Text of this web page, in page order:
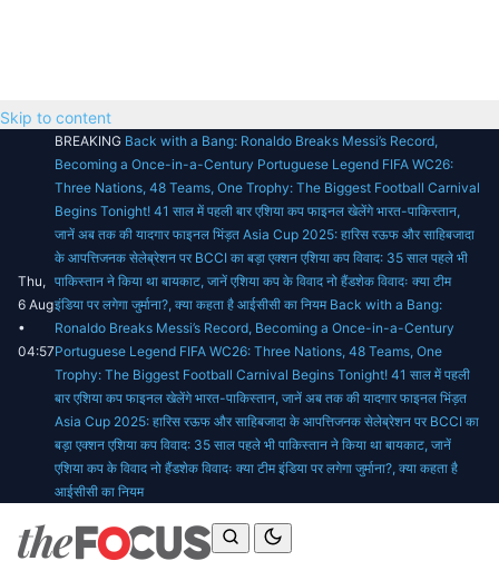
Skip to content
Thu,
6 Aug
•
04:57
BREAKING Back with a Bang: Ronaldo Breaks Messi’s Record,
Becoming a Once-in-a-Century Portuguese Legend FIFA WC26:
Three Nations, 48 Teams, One Trophy: The Biggest Football Carnival
Begins Tonight! 41 साल में पहली बार एशिया कप फाइनल खेलेंगे भारत-पाकिस्तान,
जानें अब तक की यादगार फाइनल भिंड़त Asia Cup 2025: हारिस रऊफ और साहिबजादा
के आपत्तिजनक सेलेब्रेशन पर BCCI का बड़ा एक्शन एशिया कप विवाद: 35 साल पहले भी
पाकिस्तान ने किया था बायकाट, जानें एशिया कप के विवाद नो हैंडशेक विवादः क्या टीम
इंडिया पर लगेगा जुर्माना?, क्या कहता है आईसीसी का नियम Back with a Bang:
Ronaldo Breaks Messi’s Record, Becoming a Once-in-a-Century
Portuguese Legend FIFA WC26: Three Nations, 48 Teams, One
Trophy: The Biggest Football Carnival Begins Tonight! 41 साल में पहली
बार एशिया कप फाइनल खेलेंगे भारत-पाकिस्तान, जानें अब तक की यादगार फाइनल भिंड़त
Asia Cup 2025: हारिस रऊफ और साहिबजादा के आपत्तिजनक सेलेब्रेशन पर BCCI का
बड़ा एक्शन एशिया कप विवाद: 35 साल पहले भी पाकिस्तान ने किया था बायकाट, जानें
एशिया कप के विवाद नो हैंडशेक विवादः क्या टीम इंडिया पर लगेगा जुर्माना?, क्या कहता है
आईसीसी का नियम